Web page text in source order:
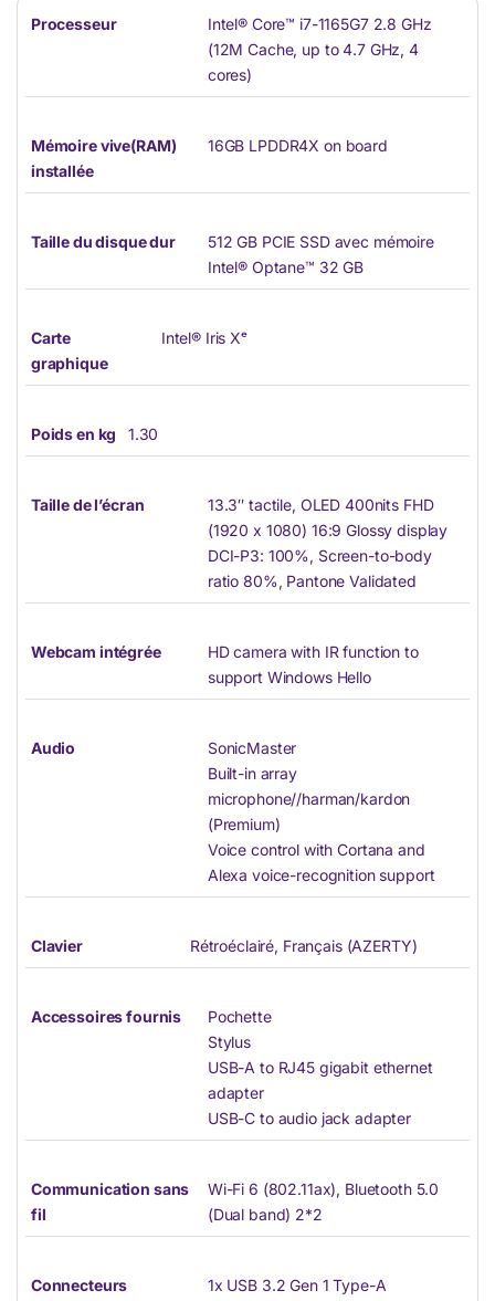
Processeur
Intel® Core™ i7-1165G7 2.8 GHz
(12M Cache, up to 4.7 GHz, 4
cores)
Mémoire vive(RAM)
installée
16GB LPDDR4X on board
Taille du disque dur
512 GB PCIE SSD avec mémoire
Intel® Optane™ 32 GB
Carte
graphique
Intel® Iris Xᵉ
Poids en kg 1.30
Taille de l’écran
13.3″ tactile, OLED 400nits FHD
(1920 x 1080) 16:9 Glossy display
DCI-P3: 100%, Screen-to-body
ratio 80%, Pantone Validated
Webcam intégrée
HD camera with IR function to
support Windows Hello
Audio
SonicMaster
Built-in array
microphone//harman/kardon
(Premium)
Voice control with Cortana and
Alexa voice-recognition support
Clavier Rétroéclairé, Français (AZERTY)
Accessoires fournis
Pochette
Stylus
USB-A to RJ45 gigabit ethernet
adapter
USB-C to audio jack adapter
Communication sans
fil
Wi-Fi 6 (802.11ax), Bluetooth 5.0
(Dual band) 2*2
Connecteurs
1x USB 3.2 Gen 1 Type-A